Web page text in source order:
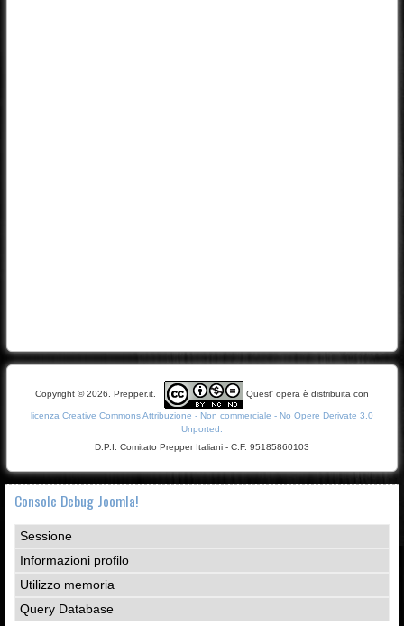
Copyright © 2026. Prepper.it. Quest' opera è distribuita con
licenza Creative Commons Attribuzione - Non commerciale - No Opere Derivate 3.0
Unported.
D.P.I. Comitato Prepper Italiani - C.F. 95185860103
Console Debug Joomla!
Sessione
Informazioni profilo
Utilizzo memoria
Query Database